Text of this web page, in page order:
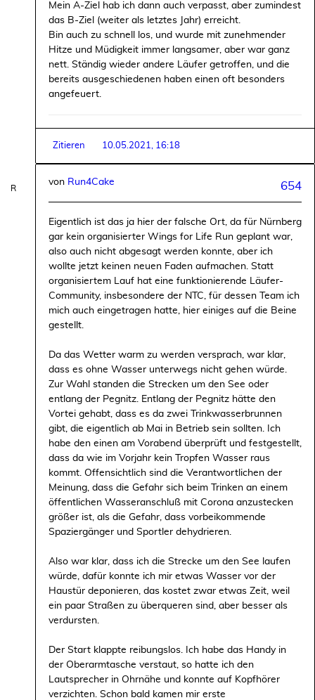
Mein A-Ziel hab ich dann auch verpasst, aber zumindest
das B-Ziel (weiter als letztes Jahr) erreicht.
Bin auch zu schnell los, und wurde mit zunehmender
Hitze und Müdigkeit immer langsamer, aber war ganz
nett. Ständig wieder andere Läufer getroffen, und die
bereits ausgeschiedenen haben einen oft besonders
angefeuert.
Zitieren 10.05.2021, 16:18
654
von Run4Cake
Eigentlich ist das ja hier der falsche Ort, da für Nürnberg
gar kein organisierter Wings for Life Run geplant war,
also auch nicht abgesagt werden konnte, aber ich
wollte jetzt keinen neuen Faden aufmachen. Statt
organisiertem Lauf hat eine funktionierende Läufer-
Community, insbesondere der NTC, für dessen Team ich
mich auch eingetragen hatte, hier einiges auf die Beine
gestellt.
Da das Wetter warm zu werden versprach, war klar,
dass es ohne Wasser unterwegs nicht gehen würde.
Zur Wahl standen die Strecken um den See oder
entlang der Pegnitz. Entlang der Pegnitz hätte den
Vortei gehabt, dass es da zwei Trinkwasserbrunnen
gibt, die eigentlich ab Mai in Betrieb sein sollten. Ich
habe den einen am Vorabend überprüft und festgestellt,
dass da wie im Vorjahr kein Tropfen Wasser raus
kommt. Offensichtlich sind die Verantwortlichen der
Meinung, dass die Gefahr sich beim Trinken an einem
öffentlichen Wasseranschluß mit Corona anzustecken
größer ist, als die Gefahr, dass vorbeikommende
Spaziergänger und Sportler dehydrieren.
Also war klar, dass ich die Strecke um den See laufen
würde, dafür konnte ich mir etwas Wasser vor der
Haustür deponieren, das kostet zwar etwas Zeit, weil
ein paar Straßen zu überqueren sind, aber besser als
verdursten.
Der Start klappte reibungslos. Ich habe das Handy in
der Oberarmtasche verstaut, so hatte ich den
Lautsprecher in Ohrnähe und konnte auf Kopfhörer
verzichten. Schon bald kamen mir erste